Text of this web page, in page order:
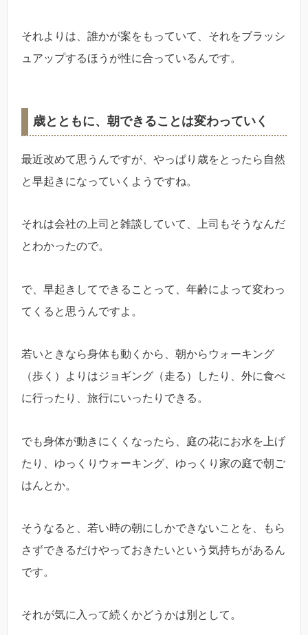
それよりは、誰かが案をもっていて、それをブラッシ
ュアップするほうが性に合っているんです。
歳とともに、朝できることは変わっていく
最近改めて思うんですが、やっぱり歳をとったら自然
と早起きになっていくようですね。
それは会社の上司と雑談していて、上司もそうなんだ
とわかったので。
で、早起きしてできることって、年齢によって変わっ
てくると思うんですよ。
若いときなら身体も動くから、朝からウォーキング
（歩く）よりはジョギング（走る）したり、外に食べ
に行ったり、旅行にいったりできる。
でも身体が動きにくくなったら、庭の花にお水を上げ
たり、ゆっくりウォーキング、ゆっくり家の庭で朝ご
はんとか。
そうなると、若い時の朝にしかできないことを、もら
さずできるだけやっておきたいという気持ちがあるん
です。
それが気に入って続くかどうかは別として。